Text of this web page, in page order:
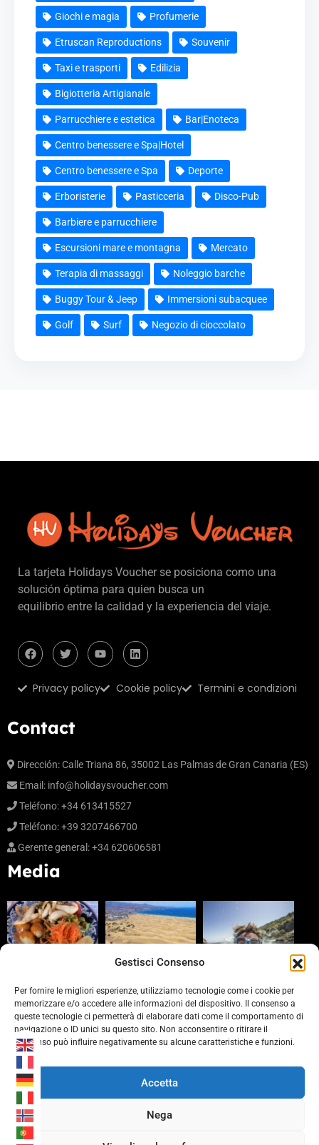
Gestisci Consenso
Per fornire le migliori esperienze, utilizziamo tecnologie come i cookie per
memorizzare e/o accedere alle informazioni del dispositivo. Il consenso a
queste tecnologie ci permetterà di elaborare dati come il comportamento di
navigazione o ID unici su questo sito. Non acconsentire o ritirare il
consenso può influire negativamente su alcune caratteristiche e funzioni.
Accetta
Nega
Giochi e magia Profumerie
Etruscan Reproductions Souvenir
Taxi e trasporti Edilizia
Bigiotteria Artigianale
Parrucchiere e estetica Bar|Enoteca
Centro benessere e Spa|Hotel
Centro benessere e Spa Deporte
Erboristerie Pasticceria Disco-Pub
Barbiere e parrucchiere
Escursioni mare e montagna Mercato
Terapia di massaggi Noleggio barche
Buggy Tour & Jeep Immersioni subacquee
Golf Surf Negozio di cioccolato
La tarjeta Holidays Voucher se posiciona como una
solución óptima para quien busca un
equilibrio entre la calidad y la experiencia del viaje.
Privacy policy Cookie policy Termini e condizioni
Contact
Dirección: Calle Triana 86, 35002 Las Palmas de Gran Canaria (ES)
Email: info@holidaysvoucher.com
Teléfono: +34 613415527
Teléfono: +39 3207466700
Gerente general: +34 620606581
Media
Partners
https://www.laprovinciacv.it/
https://www.civonline.it/
https://b-rewards.it/